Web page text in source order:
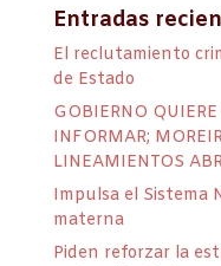
Entradas
El reclutamiento
de Estado
GOBIERNO
INFORMAR;
LINEAMIENTOS
Impulsa el Sistema
materna
Piden reforzar la